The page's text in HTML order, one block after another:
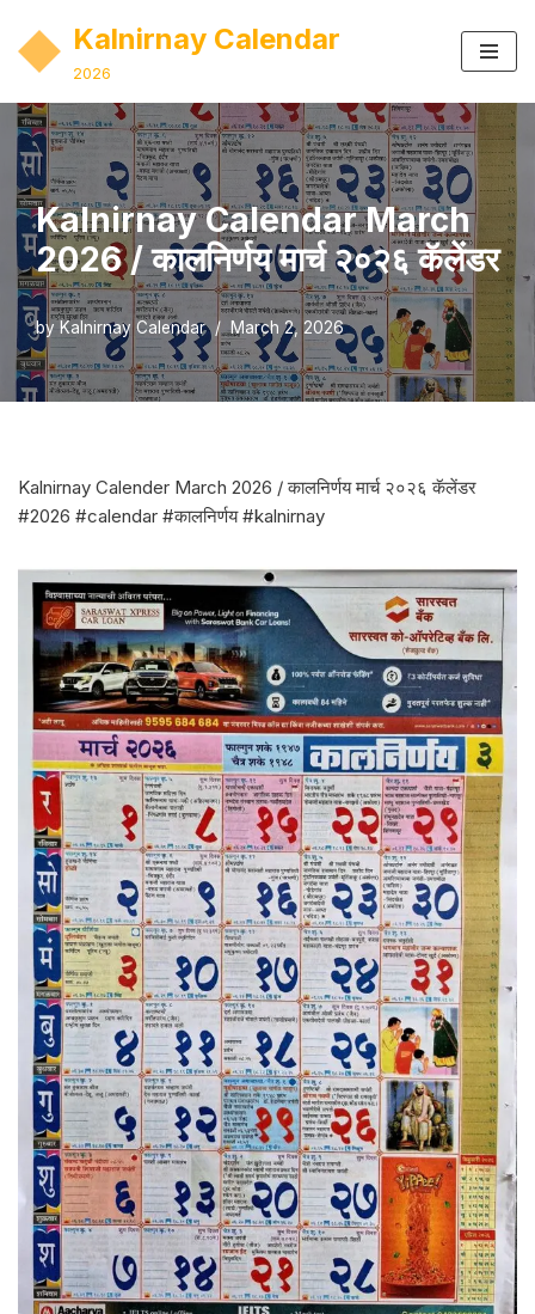
Skip
content
Kalnirnay Calendar
2026
Kalnirnay Calendar March
2026 / कालनिर्णय मार्च २०२६ कॅलेंडर
byKalnirnay Calendar March 2, 2026
Kalnirnay Calender March 2026 / कालनिर्णय मार्च २०२६ कॅलेंडर
#2026 #calendar #कालनिर्णय #kalnirnay